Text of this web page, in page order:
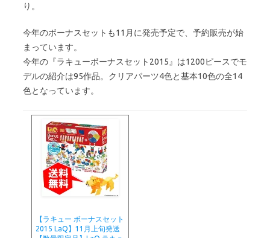
り。
今年のボーナスセットも11月に発売予定で、予約販売が始
まっています。
今年の『ラキューボーナスセット2015』は1200ピースでモ
デルの紹介は95作品。クリアパーツ4色と基本10色の全14
色となっています。
【ラキュー ボーナスセット
2015 LaQ】11月上旬発送